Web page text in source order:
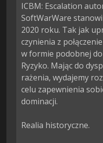
ICBM: Escalation
SoftWarWare
2020 roku. Tak jak
czynienia z
w formie podobnej
Ryzyko. Mając do
rażenia, wydajemy
celu zapewnienia
dominacji.
Realia historyczne.